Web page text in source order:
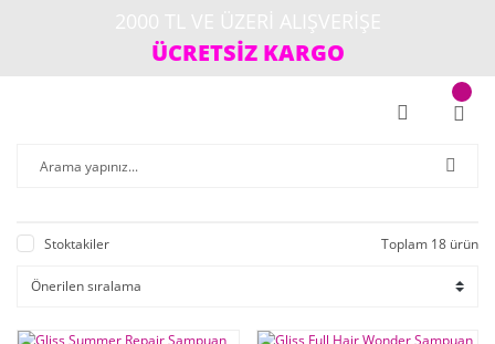
ÜCRETSİZ KARGO
Stoktakiler Toplam 18 ürün